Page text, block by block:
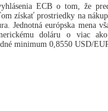
ECB o tom, že
získať prostriedky na
Jednotná európska mena
doláru o viac
minimum 0,8550 USD/